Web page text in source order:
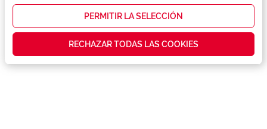
las
que realmente
contenidos
personalizados
PERMITIR LA SELECCIÓN
RECHAZAR TODAS LAS COOKIES
Conselhos
Serviços exclusivos